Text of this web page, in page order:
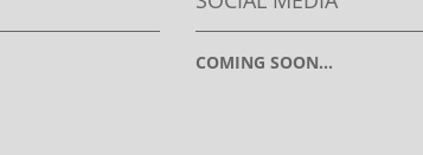
COMING SOON...